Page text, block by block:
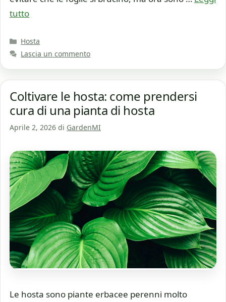
tutto
Categorie
Hosta
Lascia un commento
Coltivare le hosta: come prendersi
cura di una pianta di hosta
Aprile 2, 2026 di GardenMI
Le hosta sono piante erbacee perenni molto